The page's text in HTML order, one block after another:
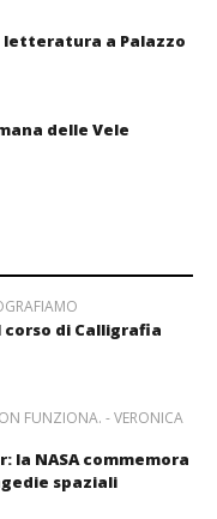
letteratura a Palazzo
delle Vele
corso di Calligrafia
FUNZIONA. - VERONICA
la NASA commemora
spaziali